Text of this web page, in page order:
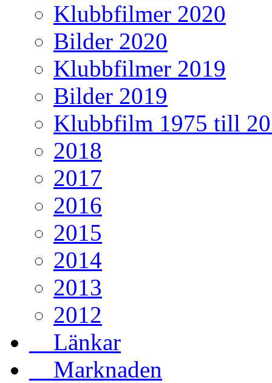
Klubbfilmer 2020
Bilder 2020
Klubbfilmer 2019
Bilder 2019
Klubbfilm 1975 till
2018
2017
2016
2015
2014
2013
2012
__Länkar
__Marknaden